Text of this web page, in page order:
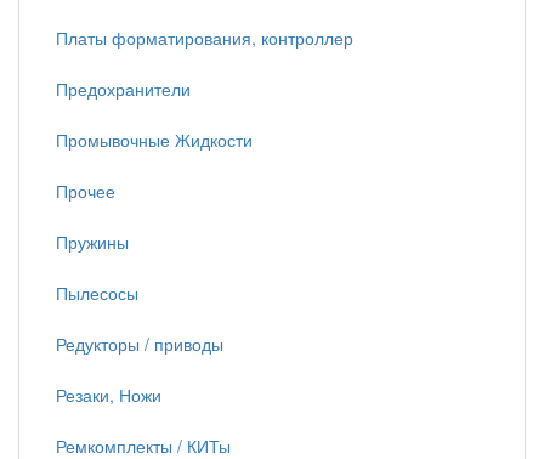
Платы форматирования, контроллер
Предохранители
Промывочные Жидкости
Прочее
Пружины
Пылесосы
Редукторы / приводы
Резаки, Ножи
Ремкомплекты / КИТы